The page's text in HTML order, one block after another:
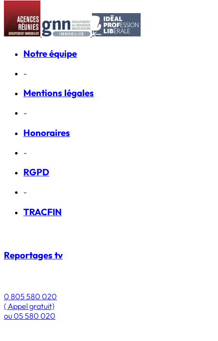
Notre équipe
-
Mentions légales
-
Honoraires
-
RGPD
-
TRACFIN
Reportages tv
0 805 580 020
( Appel gratuit)
ou05 580 020